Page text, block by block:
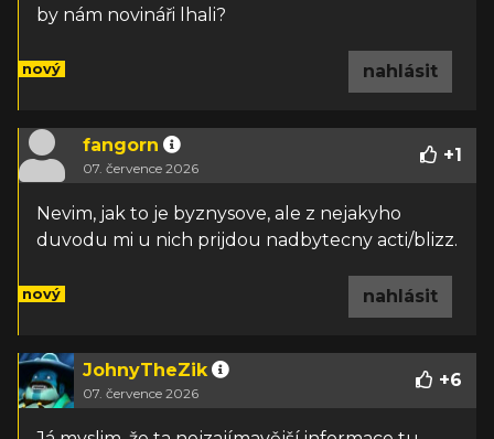
by nám novináři lhali?
nový nahlásit
fangorn
07. července 2026
+1
Nevim, jak to je byznysove, ale z nejakyho
duvodu mi u nich prijdou nadbytecny acti/blizz.
nový nahlásit
JohnyTheZik
07. července 2026
+6